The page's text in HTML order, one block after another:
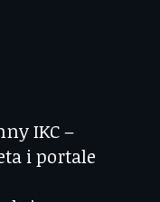
IKC –
i portale